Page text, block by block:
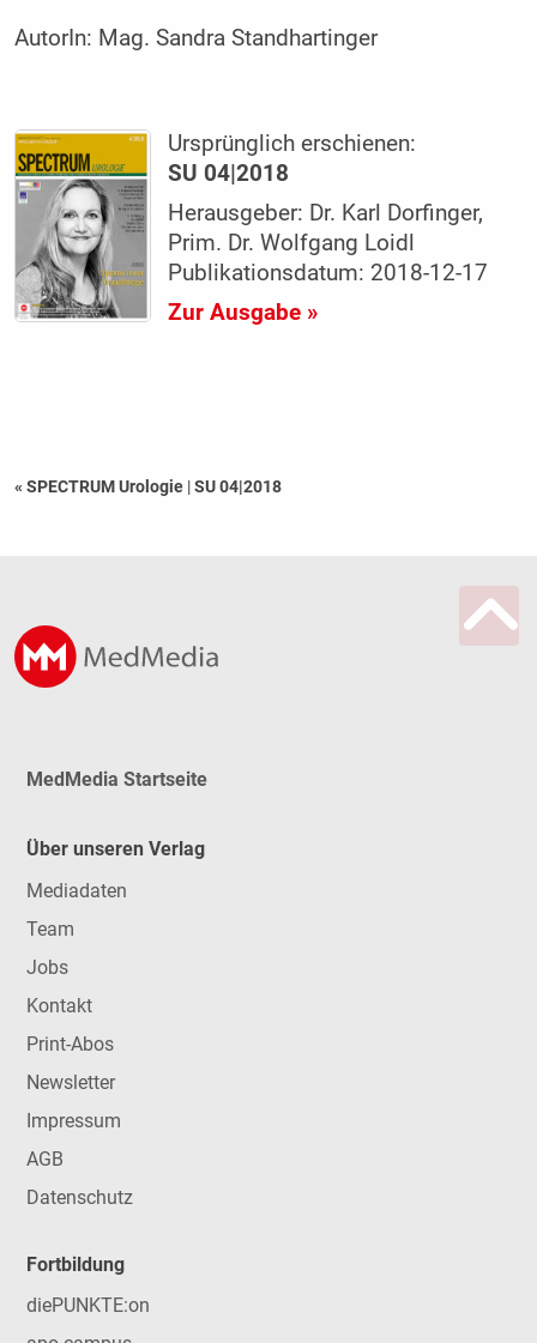
AutorIn: Mag. Sandra Standhartinger
Ursprünglich erschienen:
SU 04|2018
Herausgeber: Dr. Karl Dorfinger,
Prim. Dr. Wolfgang Loidl
Publikationsdatum: 2018-12-17
Zur Ausgabe »
« SPECTRUM Urologie |SU 04|2018
MedMedia Startseite
Über unseren Verlag
Mediadaten
Team
Jobs
Kontakt
Print-Abos
Newsletter
Impressum
AGB
Datenschutz
Fortbildung
diePUNKTE:on